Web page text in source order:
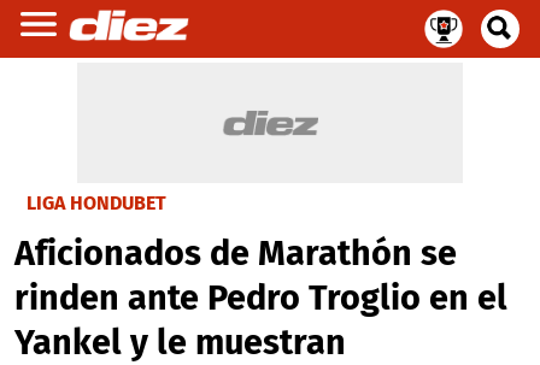
LIGA HONDUBET
Aficionados de Marathón se
rinden ante Pedro Troglio en el
Yankel y le muestran